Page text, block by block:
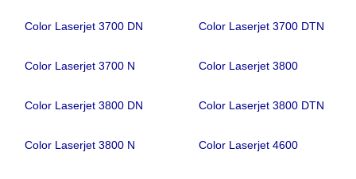
Color Laserjet 3700 DN Color Laserjet 3700 DTN
Color Laserjet 3700 N Color Laserjet 3800
Color Laserjet 3800 DN Color Laserjet 3800 DTN
Color Laserjet 3800 N Color Laserjet 4600